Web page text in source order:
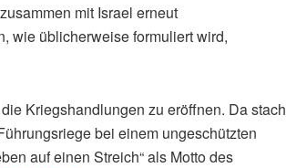
mit Israel erneut
wie üblicherweise formuliert wird,
Kriegshandlungen zu eröffnen. Da stach
bei einem ungeschützten
auf einen Streich“ als Motto des